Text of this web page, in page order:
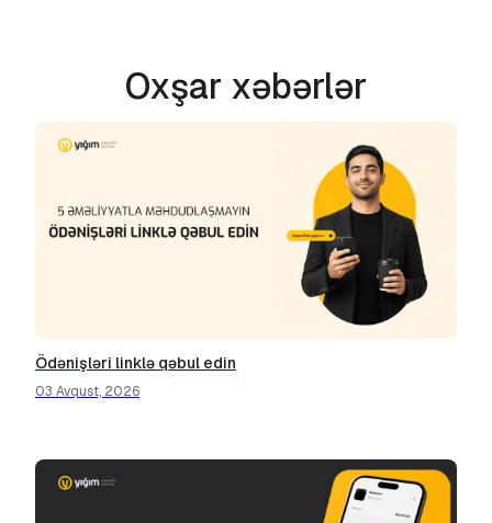
Oxşar xəbərlər
Ödənişləri linklə qəbul edin
03 Avqust, 2026